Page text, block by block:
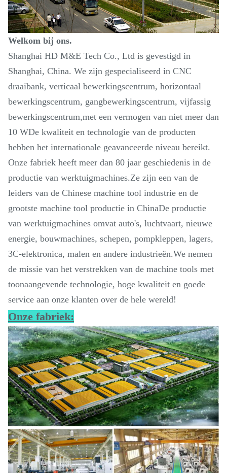
Welkom bij ons.
Shanghai HD M&E Tech Co., Ltd is gevestigd in
Shanghai, China. We zijn gespecialiseerd in CNC
draaibank, verticaal bewerkingscentrum, horizontaal
bewerkingscentrum, gangbewerkingscentrum, vijfassig
bewerkingscentrum,met een vermogen van niet meer dan
10 WDe kwaliteit en technologie van de producten
hebben het internationale geavanceerde niveau bereikt.
Onze fabriek heeft meer dan 80 jaar geschiedenis in de
productie van werktuigmachines.Ze zijn een van de
leiders van de Chinese machine tool industrie en de
grootste machine tool productie in ChinaDe productie
van werktuigmachines omvat auto's, luchtvaart, nieuwe
energie, bouwmachines, schepen, pompkleppen, lagers,
3C-elektronica, malen en andere industrieën.We nemen
de missie van het verstrekken van de machine tools met
toonaangevende technologie, hoge kwaliteit en goede
service aan onze klanten over de hele wereld!
Onze fabriek: